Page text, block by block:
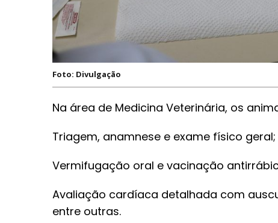
Foto: Divulgação
Na área de Medicina Veterinária, os
Triagem, anamnese e exame físico geral;
Vermifugação oral e vacinação
Avaliação cardíaca detalhada com
entre outras.